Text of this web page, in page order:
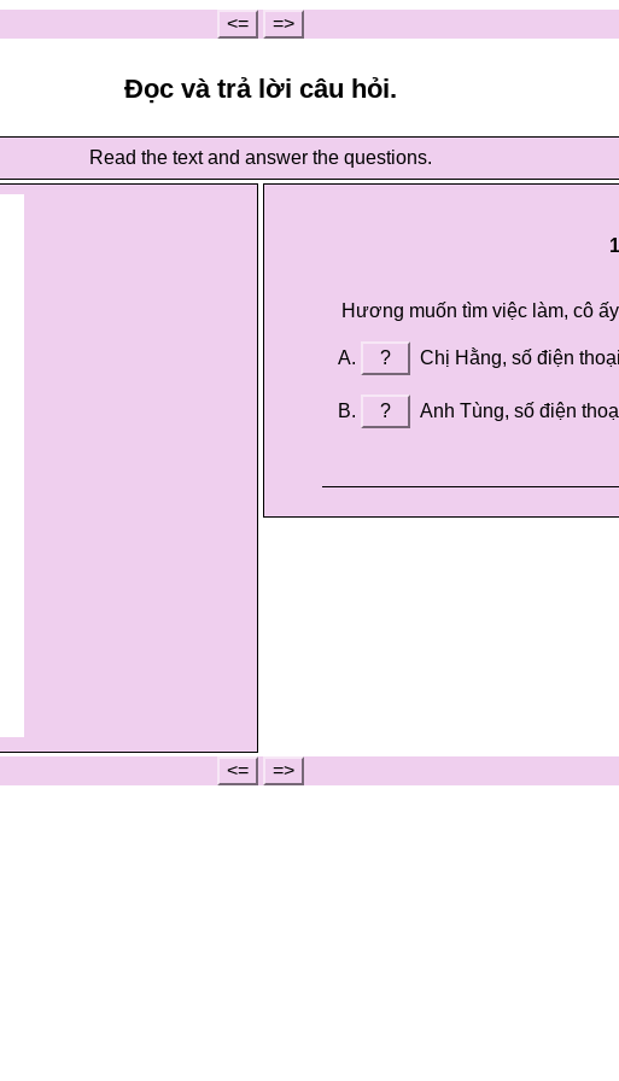
<= =>
Đọc và trả lời câu hỏi.
Read the text and answer the questions.
Hương muốn tìm việc làm, cô
? Chị Hằng, số điện
? Anh Tùng, số điện
<= =>